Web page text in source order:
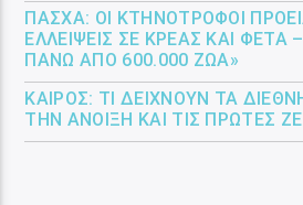
ΠΆΣΧΑ: ΟΙ ΚΤΗΝΟΤΡΌΦΟΙ
ΕΛΛΕΊΨΕΙΣ ΣΕ ΚΡΈΑΣ ΚΑΙ ΦΈΤΑ
ΠΆΝΩ ΑΠΌ 600.000 ΖΏΑ»
ΚΑΙΡΌΣ: ΤΙ ΔΕΊΧΝΟΥΝ ΤΑ
ΤΗΝ ΆΝΟΙΞΗ ΚΑΙ ΤΙΣ ΠΡΏΤΕΣ